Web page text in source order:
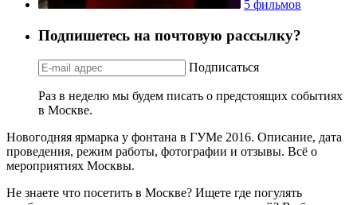
5 фильмов
Подпишетесь на почтовую рассылку?
Подписаться
Раз в неделю мы будем писать о предстоящих событиях
в Москве.
Новогодняя ярмарка у фонтана в ГУМе 2016. Описание, дата
проведения, режим работы, фотографии и отзывы. Всё о
мероприятиях Москвы.
Не знаете что посетить в Москве? Ищете где погулять